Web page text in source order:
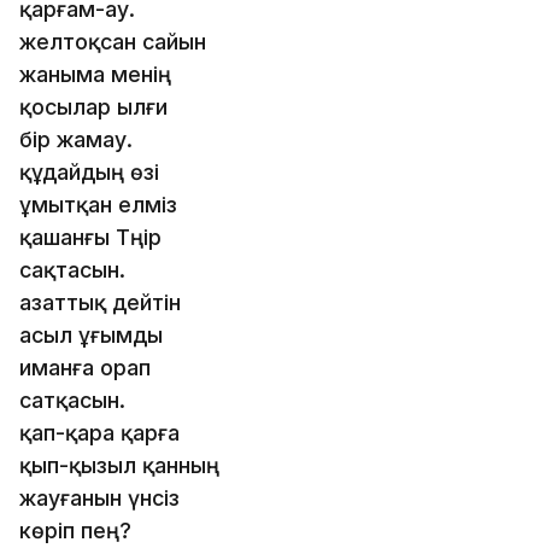
қарғам-ау.
желтоқсан сайын
жаныма менің
қосылар ылғи
бір жамау.
құдайдың өзі
ұмытқан елміз
қашанғы Тәңір
сақтасын.
азаттық дейтін
асыл ұғымды
иманға орап
сатқасын.
қап-қара қарға
қып-қызыл қанның
жауғанын үнсіз
көріп пең?